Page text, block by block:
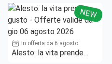
NEW
In offerta da 6 agosto
Alesto: la vita prende